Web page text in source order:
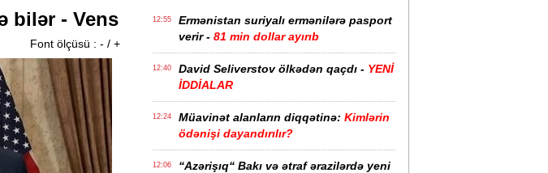
bilər - Vens
Font ölçüsü : - / +
12:55
Ermənistan suriyalı ermənilərə pasport
verir - 81 min dollar ayırıb
12:40 David Seliverstov ölkədən qaçdı - YENİ
İDDİALAR
12:24 Müavinət alanların diqqətinə: Kimlərin
ödənişi dayandırılır?
12:06
“Azərişıq“ Bakı və ətraf ərazilərdə yeni